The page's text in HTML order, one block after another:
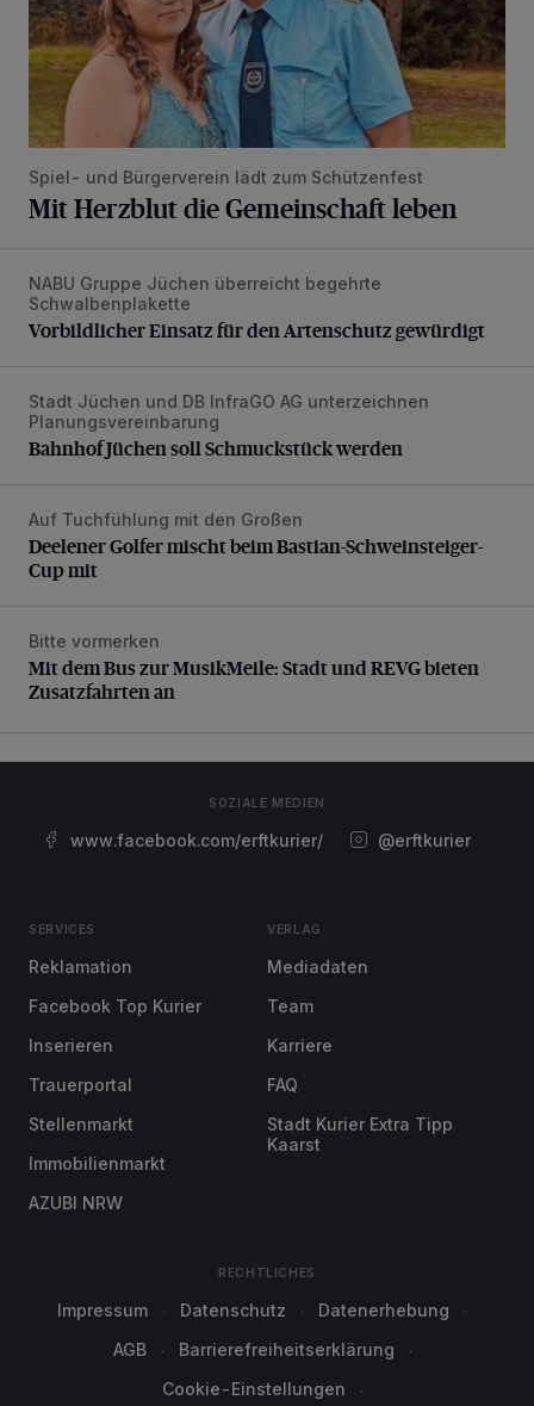
Spiel- und Bürgerverein lädt zum Schützenfest
Mit Herzblut die Gemeinschaft leben
Vorbildlicher Einsatz für den Artenschutz gewürdigt
NABU Gruppe Jüchen überreicht begehrte
Schwalbenplakette
Vorbildlicher Einsatz für den Artenschutz gewürdigt
Bahnhof Jüchen soll Schmuckstück werden
Stadt Jüchen und DB InfraGO AG unterzeichnen
Planungsvereinbarung
Bahnhof Jüchen soll Schmuckstück werden
Deelener Golfer mischt beim Bastian-Schweinsteiger-
Auf Tuchfühlung mit den Großen
Deelener Golfer mischt beim Bastian-Schweinsteiger-
Cup mit
Mit dem Bus zur MusikMeile: Stadt und REVG bieten
Bitte vormerken
Mit dem Bus zur MusikMeile: Stadt und REVG bieten
Zusatzfahrten an
SOZIALE MEDIEN
www.facebook.com/erftkurier/ @erftkurier
SERVICES
Reklamation
Facebook Top Kurier
Inserieren
Trauerportal
Stellenmarkt
Immobilienmarkt
AZUBI NRW
VERLAG
Mediadaten
Team
Karriere
FAQ
Stadt Kurier Extra Tipp
Kaarst
RECHTLICHES
Impressum Datenschutz
Datenerhebung
AGB
Barrierefreiheitserklärung
Cookie-Einstellungen